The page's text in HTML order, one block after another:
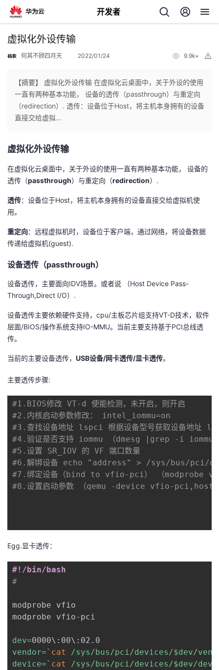
开发者
返
个
人
主
的
发
者
我
的
客
我
论
坛
的
圈
子
我
的
直
播
我
的
活
动
我
的
关
注
我
的
开
发
堂
我
课
程
的
认
证
我
的
实
我
的
我
的
Programs
我
的
我
的
术
支
持
我
云
声
建
虚拟化外设传输
何其不顾四月天 2022/01/24 9.9k+
【摘要】 虚拟化外设传输 在虚拟化云桌面中，关于外设的使用
一直有两种基本功能， 设备的透传（passthrough）与重定向
（redirection）. 透传：设备位于Host，将主机本身拥有的设备
直接交给虚拟...
虚拟化外设传输
在虚拟化云桌面中，关于外设的使用一直有两种基本功能， 设备的
透传（passthrough）与重定向（redirection）.
透传：设备位于Host，将主机本身拥有的设备直接交给虚拟机使
用。
重定向：远程虚拟机时，设备位于客户端，通过网络，将设备数据
传递给虚拟机(guest).
设备透传（passthrough）
设备透传，主要面向IDV场景。或者说 （Host Device Pass-
Through,Direct I/O）.
设备透传主要依赖硬件支持，cpu/主板芯片组支持VT-D技术，软件
层面/BIOS/操作系统支持IO-MMU。当前主要支持基于PCI总线透
传。
当前的主要设备透传， USB设备/网卡透传/显卡透传。
主要透传步骤:
#1.BIOS修改 VT-d 使能检测，未开启，则开启
#2.内核启动参数修改： intel_iommu=on
#3.查找设备地址 lspci 根据设备型号获取设备地
#4.验证是否支持 iommu （dmesg |grep -i
#5.设置 SR_IOV 的 VF 端口数量
#6.解绑设备 echo "address" > /sys/bus/pci/
#7.绑定设备（bind to vfio-pci） （modprobe
#8.设置启动参数 （qemu -device vfio-
Egg.显卡透传：
#!/bin/bash
#
modprobe vfio
modprobe vfio-pci
dev=0000\ :00\
vendor=` cat
/sys/bus/pci/devices/$dev/
device=` cat /sys/bus/pci/devices/$dev/